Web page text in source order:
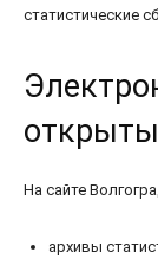
статистические
На сайте
архивы